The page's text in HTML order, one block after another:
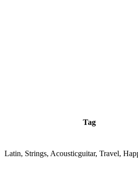
Tag
Latin, Strings, Acousticguitar, Travel,